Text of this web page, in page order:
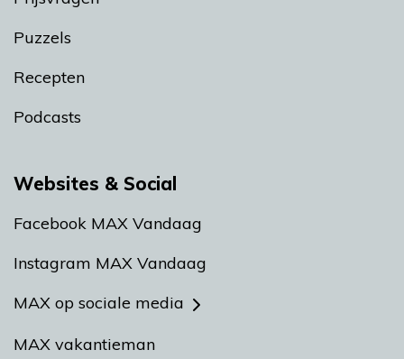
Puzzels
Recepten
Podcasts
Websites & Social
Facebook MAX Vandaag
Instagram MAX Vandaag
MAX op sociale media
MAX vakantieman